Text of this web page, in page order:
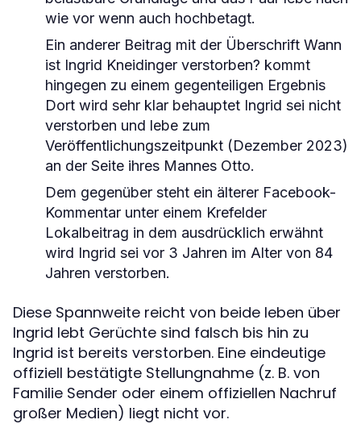
wie vor wenn auch hochbetagt.
Ein anderer Beitrag mit der Überschrift Wann
ist Ingrid Kneidinger verstorben? kommt
hingegen zu einem gegenteiligen Ergebnis
Dort wird sehr klar behauptet Ingrid sei nicht
verstorben und lebe zum
Veröffentlichungszeitpunkt (Dezember 2023)
an der Seite ihres Mannes Otto.
Dem gegenüber steht ein älterer Facebook-
Kommentar unter einem Krefelder
Lokalbeitrag in dem ausdrücklich erwähnt
wird Ingrid sei vor 3 Jahren im Alter von 84
Jahren verstorben.
Diese Spannweite reicht von beide leben über
Ingrid lebt Gerüchte sind falsch bis hin zu
Ingrid ist bereits verstorben. Eine eindeutige
offiziell bestätigte Stellungnahme (z. B. von
Familie Sender oder einem offiziellen Nachruf
großer Medien) liegt nicht vor.